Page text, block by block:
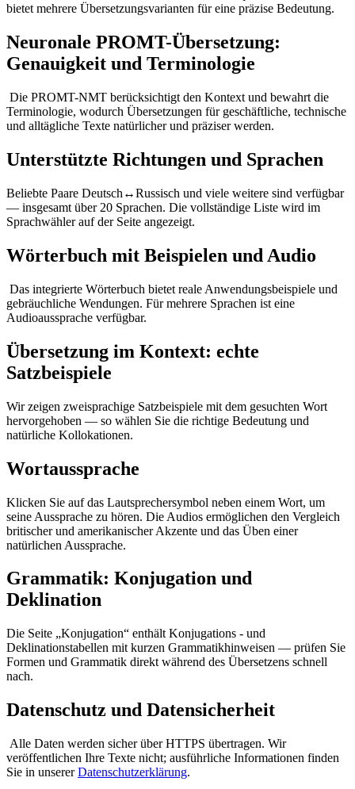
bietet mehrere Übersetzungsvarianten für eine präzise Bedeutung.
Neuronale PROMT-Übersetzung:
Genauigkeit und Terminologie
Die PROMT-NMT berücksichtigt den Kontext und bewahrt die
Terminologie, wodurch Übersetzungen für geschäftliche, technische
und alltägliche Texte natürlicher und präziser werden.
Unterstützte Richtungen und Sprachen
Beliebte Paare Deutsch↔Russisch und viele weitere sind verfügbar
— insgesamt über 20 Sprachen. Die vollständige Liste wird im
Sprachwähler auf der Seite angezeigt.
Wörterbuch mit Beispielen und Audio
Das integrierte Wörterbuch bietet reale Anwendungsbeispiele und
gebräuchliche Wendungen. Für mehrere Sprachen ist eine
Audioaussprache verfügbar.
Übersetzung im Kontext: echte
Satzbeispiele
Wir zeigen zweisprachige Satzbeispiele mit dem gesuchten Wort
hervorgehoben — so wählen Sie die richtige Bedeutung und
natürliche Kollokationen.
Wortaussprache
Klicken Sie auf das Lautsprechersymbol neben einem Wort, um
seine Aussprache zu hören. Die Audios ermöglichen den Vergleich
britischer und amerikanischer Akzente und das Üben einer
natürlichen Aussprache.
Grammatik: Konjugation und
Deklination
Die Seite „Konjugation“ enthält Konjugations - und
Deklinationstabellen mit kurzen Grammatikhinweisen — prüfen Sie
Formen und Grammatik direkt während des Übersetzens schnell
nach.
Datenschutz und Datensicherheit
Alle Daten werden sicher über HTTPS übertragen. Wir
veröffentlichen Ihre Texte nicht; ausführliche Informationen finden
Sie in unsererDatenschutzerklärung.